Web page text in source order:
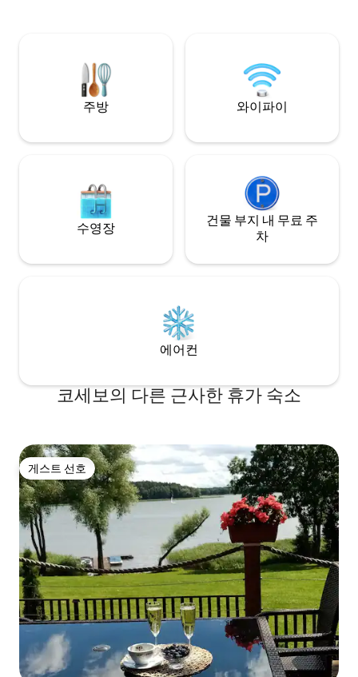
는 시립 해변. 반려동물 환영 🐕‍🦺🐈 초대합니
주방 와이파이
수영장
건물 부지 내 무료 주
차
에어컨
코세보의 다른 근사한 휴가 숙소
게스트 선호
게스트 선호